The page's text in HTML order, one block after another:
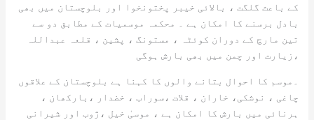
کے باعث گلگت ، بالائی خیبر پختونخوا اور بلوچستان میں بھی
بادل برسنے کا امکان ہے ۔ محکمہ موسمیات کے مطابق دو سے
تین مارچ کے دوران کوئٹہ ، مستونگ ، پشین ، قلعہ عبداللہ
،زیارت اور چمن میں بھی بارش ہوگی
۔موسم کا احوال بتانے والوں کا کہنا ہے بلوچستان کے علاقوں
چاغی ، نوشکی، خاران ، قلات ،سوراب ، خضدار ،بارکھان ،
ہرنائی میں بارش کا امکان ہے ، موسیٰ خیل ،ژوب اور شیرانی